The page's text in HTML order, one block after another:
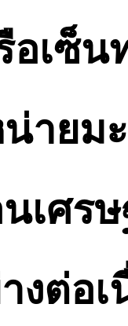
อเซ็น
ายม
เศร
งต่อ